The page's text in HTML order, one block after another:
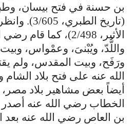
بن حسنة في فتح بيسان،
(تاريخ
الأثير، 2/498)، كما
واللُّدّ، ويُبْنىَ، وعمْواس، وبيت
ورَفَح، وبيت المقدس، ولم
الله عنه على فتح بلاد
أيضاً بعض مشاهير بلاد
الخطاب رضي الله عنه
بن العاص رضي الله عنه بعد